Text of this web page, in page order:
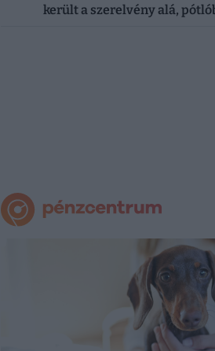
került a szerelvény alá,